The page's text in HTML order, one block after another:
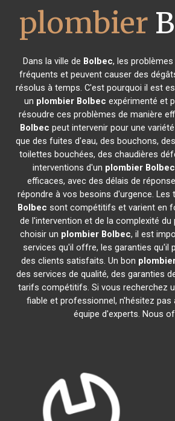
plombier
Dans la ville de Bolbec, les
fréquents et peuvent causer des
résolus à temps. C'est pourquoi il est
un plombier Bolbec expérimenté et
résoudre ces problèmes de manière
Bolbec peut intervenir pour une
que des fuites d'eau, des bouchons,
toilettes bouchées, des chaudières
interventions d'un plombier Bolbec
efficaces, avec des délais de
répondre à vos besoins d'urgence. Les
Bolbec sont compétitifs et varient en
de l'intervention et de la complexité du
choisir un plombier Bolbec, il est
services qu'il offre, les garanties qu'il
des clients satisfaits. Un bon
des services de qualité, des garanties
tarifs compétitifs. Si vous recherchez
fiable et professionnel, n'hésitez
équipe d'experts. Nous